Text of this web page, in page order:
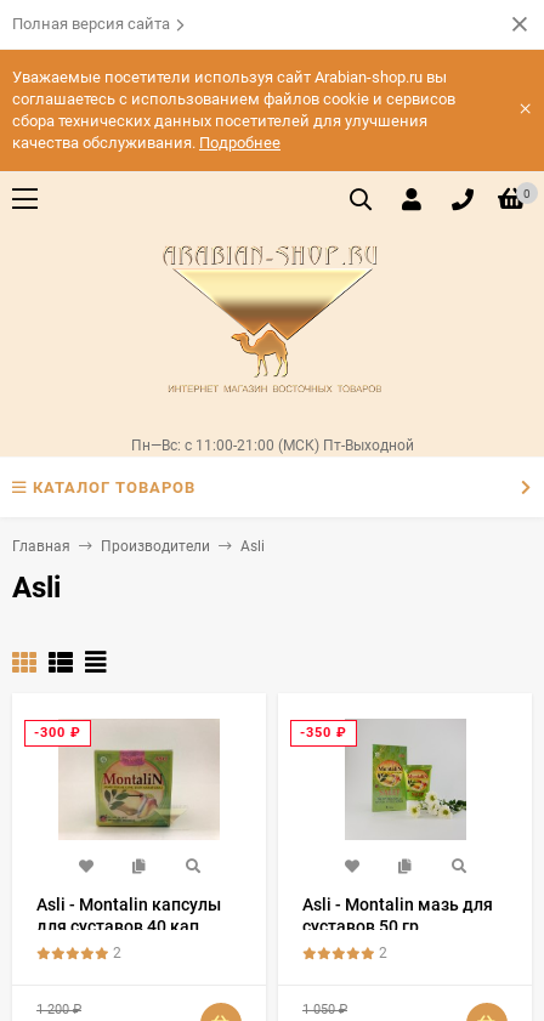
Полная версия сайта
Уважаемые посетители используя сайт Arabian-shop.ru вы
соглашаетесь с использованием файлов cookie и сервисов
сбора технических данных посетителей для улучшения
качества обслуживания. Подробнее
×
0
Пн—Вс: с 11:00-21:00 (МСК) Пт-Выходной
КАТАЛОГ ТОВАРОВ
Главная Производители Asli
Asli
-300 ₽
Asli - Montalin капсулы
для суставов 40 кап.
2
1 200₽
-350 ₽
Asli - Montalin мазь для
суставов 50 гр
2
1 050₽